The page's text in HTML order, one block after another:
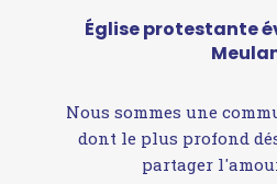
Église protestante
Nous sommes une
dont le plus profond
partager